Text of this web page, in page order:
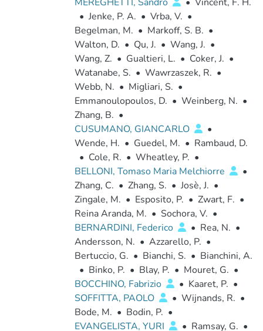
• Jenke, P. A. • Vrba, V. •
Begelman, M. • Markoff, S. B. •
Walton, D. • Qu, J. • Wang, J. •
Wang, Z. • Gualtieri, L. • Coker, J. •
Watanabe, S. • Wawrzaszek, R. •
Webb, N. • Migliari, S. •
Emmanoulopoulos, D. • Weinberg, N. •
Zhang, B. •
CUSUMANO, GIANCARLO
•
Wende, H. • Guedel, M. • Rambaud, D.
• Cole, R. • Wheatley, P. •
BELLONI, Tomaso Maria Melchiorre
•
Zhang, C. • Zhang, S. • Josè, J. •
Zingale, M. • Esposito, P. • Zwart, F. •
Reina Aranda, M. • Sochora, V. •
BERNARDINI, Federico
• Rea, N. •
Andersson, N. • Azzarello, P. •
Bertuccio, G. • Bianchi, S. • Bianchini, A.
• Binko, P. • Blay, P. • Mouret, G. •
BOCCHINO, Fabrizio
• Kaaret, P. •
SOFFITTA, PAOLO
• Wijnands, R. •
Bode, M. • Bodin, P. •
EVANGELISTA, YURI
• Ramsay, G. •